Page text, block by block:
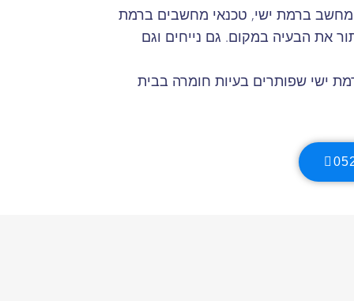
מחשב ברמת ישי, טכנאי מחשבים ברמת
את הבעיה במקום. גם נייחים וגם
ישי שפותרים בעיות חומרה בבית